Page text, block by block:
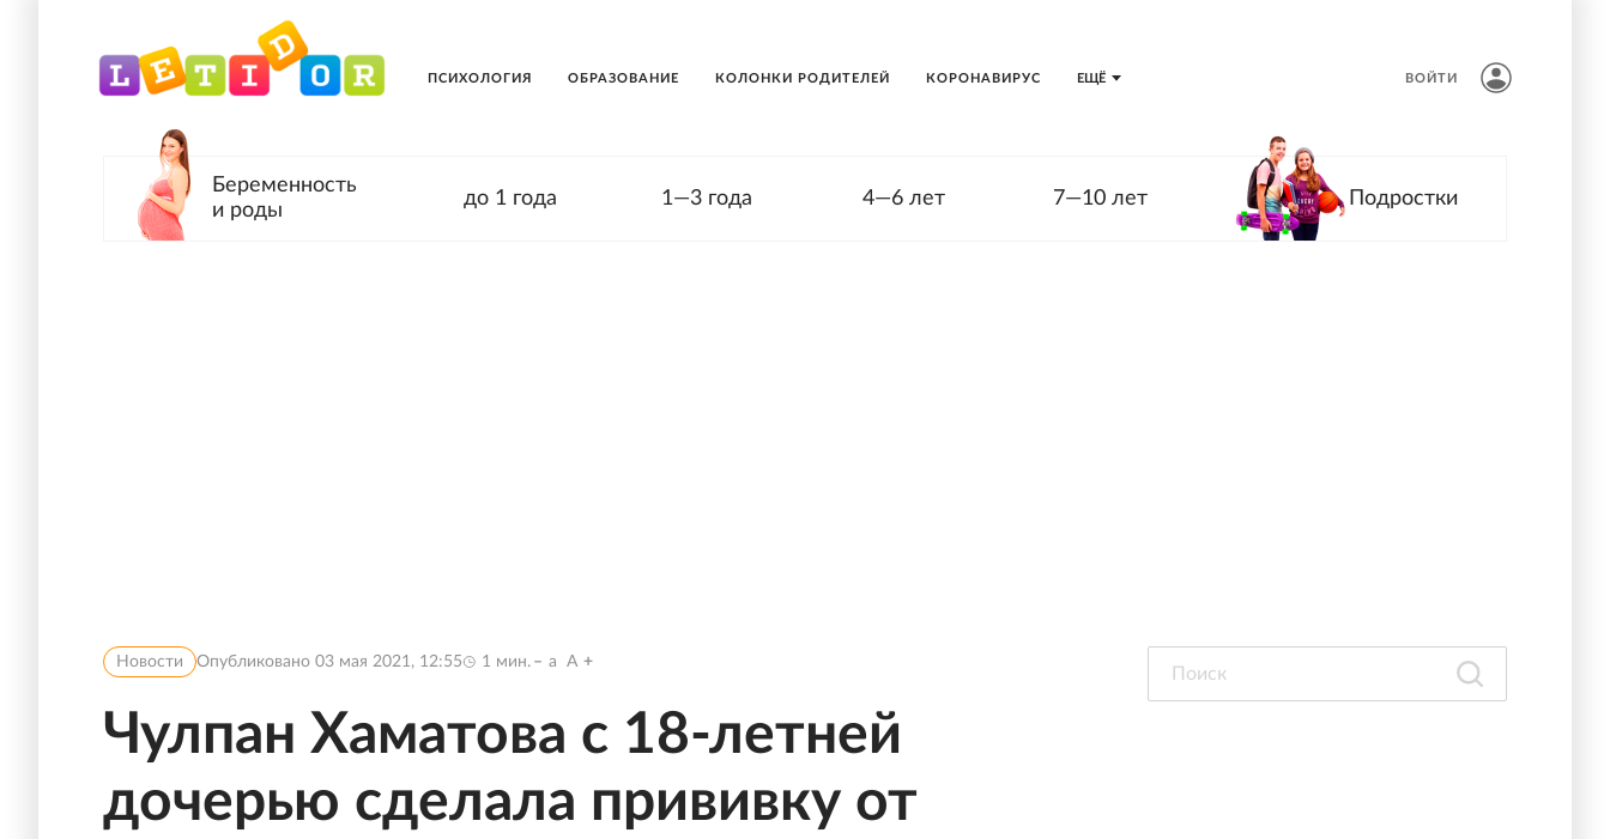
ЕЩЁ
ПСИХОЛОГИЯ ОБРАЗОВАНИЕ КОЛОНКИ РОДИТЕЛЕЙ КОРОНАВИРУС ВОЙТИ
Беременность
и роды
до 1 года 1—3 года 4—6 лет 7—10 лет Подростки
Новости Опубликовано 03 мая 2021, 12:55 1 мин. a A
Чулпан Хаматова с 18-летней
дочерью сделала прививку от